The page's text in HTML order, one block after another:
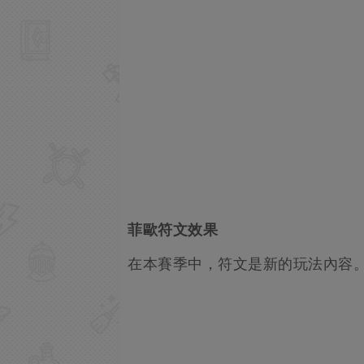
菲歐符文效果
在本賽季中，符文是新的玩法內容